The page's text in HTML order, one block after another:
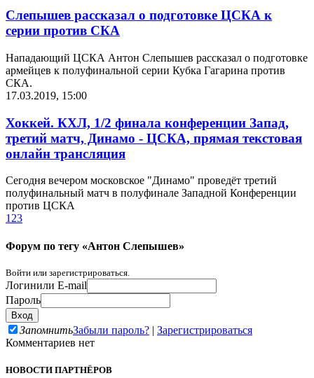
Слепышев рассказал о подготовке ЦСКА к
серии против СКА
Нападающий ЦСКА Антон Слепышев рассказал о подготовке
армейцев к полуфинальной серии Кубка Гагарина против
СКА.
17.03.2019, 15:00
Хоккей. КХЛ, 1/2 финала конференции Запад,
третий матч, Динамо - ЦСКА, прямая текстовая
онлайн трансляция
Сегодня вечером московское "Динамо" проведёт третий
полуфинальный матч в полуфинале Западной Конференции
против ЦСКА
1 23
Форум по тегу «Антон Слепышев»
Войти или зарегистрироваться.
Логинили E-mail
Пароль
ЗапомнитьЗабыли пароль? | Зарегистрироваться
Комментариев нет
НОВОСТИ ПАРТНЁРОВ